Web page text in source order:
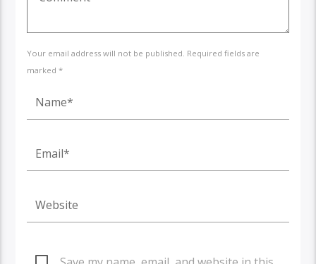
Your email address will not be published. Required fields are
marked *